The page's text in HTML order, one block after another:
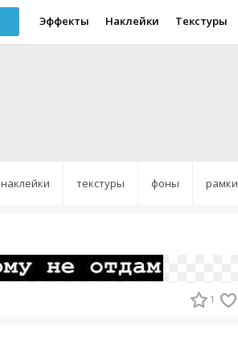
Эффекты Наклейки Текстуры
наклейки текстуры фоны рамки
1